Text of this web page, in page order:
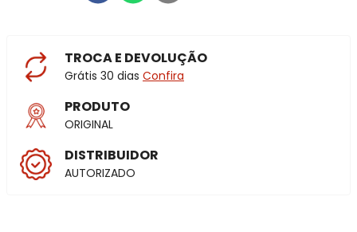
TROCA E DEVOLUÇÃO
Grátis 30 dias Confira
PRODUTO
ORIGINAL
DISTRIBUIDOR
AUTORIZADO